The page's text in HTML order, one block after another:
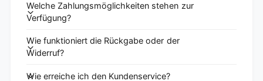
Welche Zahlungsmöglichkeiten stehen zur
Verfügung?
Wie funktioniert die Rückgabe oder der
Widerruf?
Wie erreiche ich den Kundenservice?